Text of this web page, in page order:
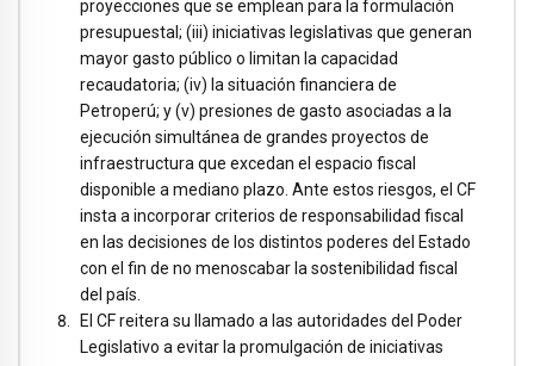
proyecciones que se emplean para la formulación
presupuestal; (iii) iniciativas legislativas que generan
mayor gasto público o limitan la capacidad
recaudatoria; (iv) la situación financiera de
Petroperú; y (v) presiones de gasto asociadas a la
ejecución simultánea de grandes proyectos de
infraestructura que excedan el espacio fiscal
disponible a mediano plazo. Ante estos riesgos, el CF
insta a incorporar criterios de responsabilidad fiscal
en las decisiones de los distintos poderes del Estado
con el fin de no menoscabar la sostenibilidad fiscal
del país.
El CF reitera su llamado a las autoridades del Poder
Legislativo a evitar la promulgación de iniciativas